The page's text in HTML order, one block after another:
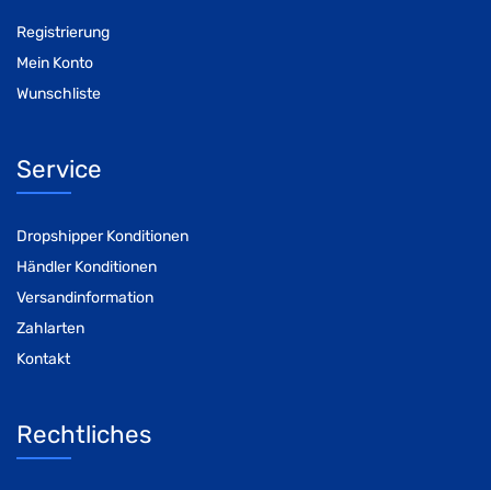
Registrierung
Mein Konto
Wunschliste
Service
Dropshipper Konditionen
Händler Konditionen
Versandinformation
Zahlarten
Kontakt
Rechtliches